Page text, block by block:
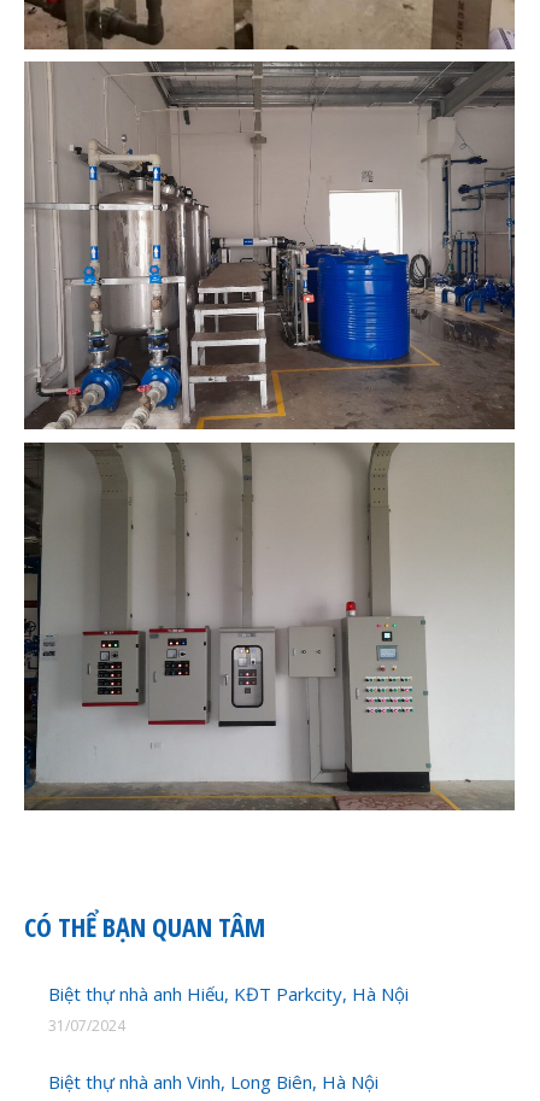
CÓ THỂ BẠN QUAN TÂM
Biệt thự nhà anh Hiếu, KĐT Parkcity, Hà Nội
31/07/2024
Biệt thự nhà anh Vinh, Long Biên, Hà Nội